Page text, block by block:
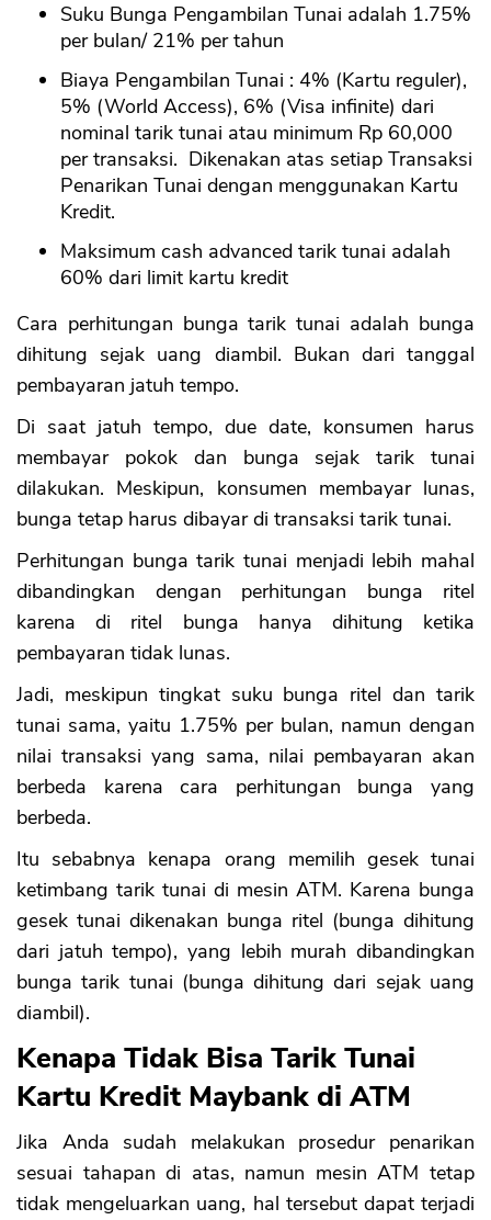
Suku Bunga Pengambilan Tunai adalah 1.75%
per bulan/ 21% per tahun
Biaya Pengambilan Tunai : 4% (Kartu reguler),
5% (World Access), 6% (Visa infinite) dari
nominal tarik tunai atau minimum Rp 60,000
per transaksi. Dikenakan atas setiap Transaksi
Penarikan Tunai dengan menggunakan Kartu
Kredit.
Maksimum cash advanced tarik tunai adalah
60% dari limit kartu kredit
Cara perhitungan bunga tarik tunai adalah bunga
dihitung sejak uang diambil. Bukan dari tanggal
pembayaran jatuh tempo.
Di saat jatuh tempo, due date, konsumen harus
membayar pokok dan bunga sejak tarik tunai
dilakukan. Meskipun, konsumen membayar lunas,
bunga tetap harus dibayar di transaksi tarik tunai.
Perhitungan bunga tarik tunai menjadi lebih mahal
dibandingkan dengan perhitungan bunga ritel
karena di ritel bunga hanya dihitung ketika
pembayaran tidak lunas.
Jadi, meskipun tingkat suku bunga ritel dan tarik
tunai sama, yaitu 1.75% per bulan, namun dengan
nilai transaksi yang sama, nilai pembayaran akan
berbeda karena cara perhitungan bunga yang
berbeda.
Itu sebabnya kenapa orang memilih gesek tunai
ketimbang tarik tunai di mesin ATM. Karena bunga
gesek tunai dikenakan bunga ritel (bunga dihitung
dari jatuh tempo), yang lebih murah dibandingkan
bunga tarik tunai (bunga dihitung dari sejak uang
diambil).
Kenapa Tidak Bisa Tarik Tunai
Kartu Kredit Maybank di ATM
Jika Anda sudah melakukan prosedur penarikan
sesuai tahapan di atas, namun mesin ATM tetap
tidak mengeluarkan uang, hal tersebut dapat terjadi